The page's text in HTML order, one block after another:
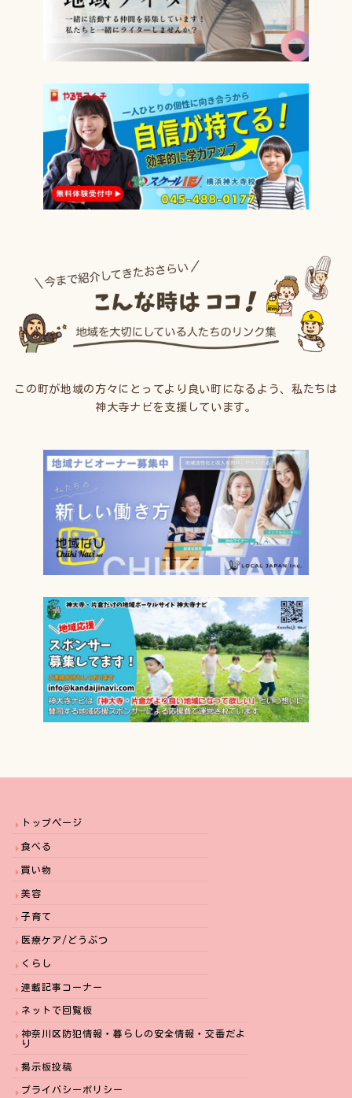
この町が地域の方々にとってより良い町になるよう、私たちは
神大寺ナビを支援しています。
トップページ
食べる
買い物
美容
子育て
医療ケア/どうぶつ
くらし
連載記事コーナー
ネットで回覧板
神奈川区防犯情報・暮らしの安全情報・交番だよ
り
掲示板投稿
プライバシーポリシー